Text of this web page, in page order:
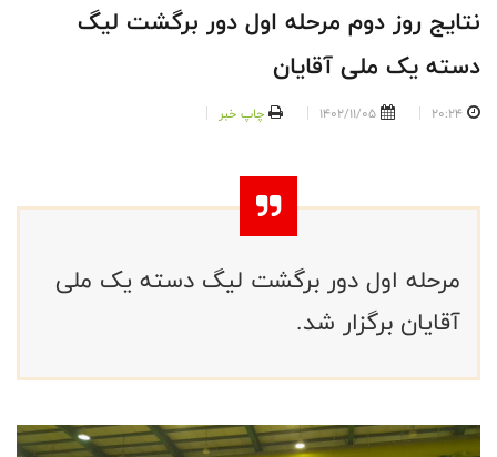
نتایج روز دوم مرحله اول دور برگشت لیگ
دسته یک ملی آقایان
20:24
1402/11/05 چاپ خبر
مرحله اول دور برگشت لیگ دسته یک ملی
آقایان برگزار شد. ‌